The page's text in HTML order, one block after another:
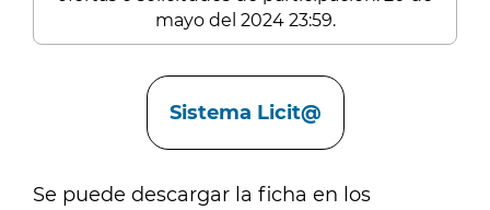
mayo del 2024 23:59.
Sistema Licit@
Se puede descargar la ficha en los